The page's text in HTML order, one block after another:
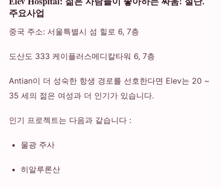
주요사업
중국 주소: 서울특별시 섬 힐로 6, 7층
도산도 333 케이플러스메디칼타워 6, 7층
Antian이 더 성숙한 항생 경로를 선호한다면 Elev는 20 ~
35 세의 젊은 여성과 더 인기가 있습니다.
인기 프로젝트는 다음과 같습니다 :
물광 주사
히알루론산